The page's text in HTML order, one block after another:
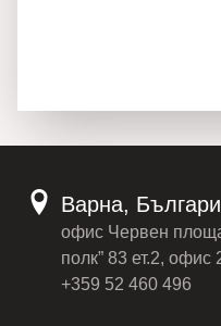
Варна,
офис Червен
полк” 83 ет.2, офис
+359 52 460 496